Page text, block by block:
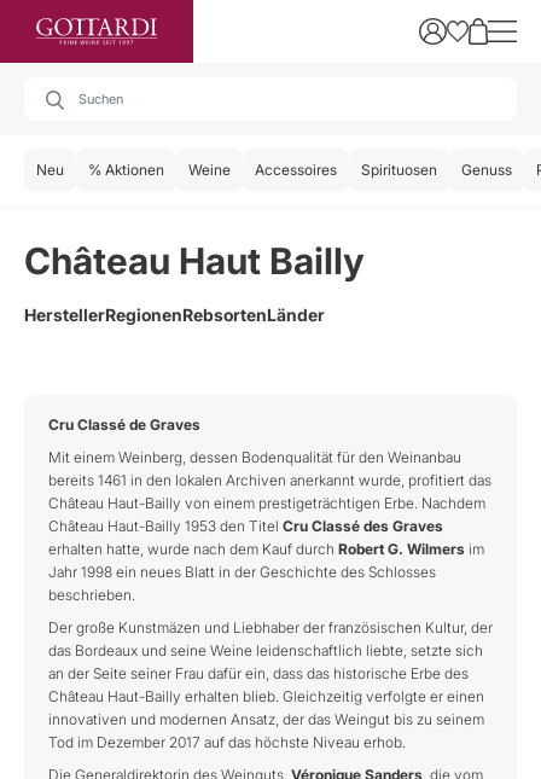
Neu % Aktionen Weine Accessoires Spirituosen Genuss
Château Haut Bailly
HerstellerRegionenRebsortenLänder
Cru Classé de Graves
Mit einem Weinberg, dessen Bodenqualität für den Weinanbau
bereits 1461 in den lokalen Archiven anerkannt wurde, profitiert das
Château Haut-Bailly von einem prestigeträchtigen Erbe. Nachdem
Château Haut-Bailly 1953 den Titel Cru Classé des Graves
erhalten hatte, wurde nach dem Kauf durch Robert G. Wilmers im
Jahr 1998 ein neues Blatt in der Geschichte des Schlosses
beschrieben.
Der große Kunstmäzen und Liebhaber der französischen Kultur, der
das Bordeaux und seine Weine leidenschaftlich liebte, setzte sich
an der Seite seiner Frau dafür ein, dass das historische Erbe des
Château Haut-Bailly erhalten blieb. Gleichzeitig verfolgte er einen
innovativen und modernen Ansatz, der das Weingut bis zu seinem
Tod im Dezember 2017 auf das höchste Niveau erhob.
Die Generaldirektorin des Weinguts, Véronique Sanders, die vom